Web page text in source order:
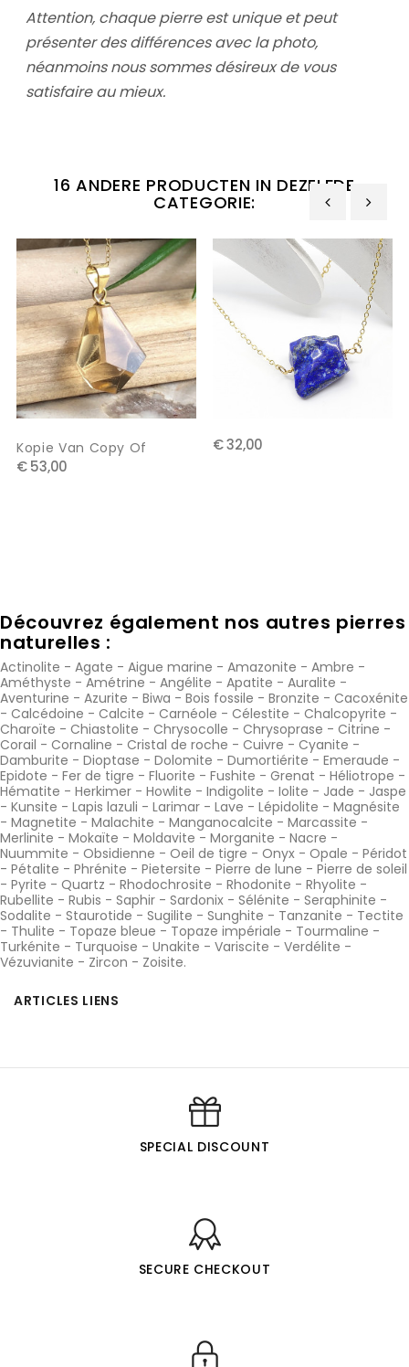
Attention, chaque pierre est unique et peut
présenter des différences avec la photo,
néanmoins nous sommes désireux de vous
satisfaire au mieux.
16 ANDERE PRODUCTEN IN DEZELFDE
CATEGORIE:
Kopie Van Copy Of
€ 53,00
€ 32,00
‹ ›
Découvrez également nos autres pierres
naturelles :
Actinolite - Agate - Aigue marine - Amazonite - Ambre -
Améthyste - Amétrine - Angélite - Apatite - Auralite -
Aventurine - Azurite - Biwa - Bois fossile - Bronzite - Cacoxénite
- Calcédoine - Calcite - Carnéole - Célestite - Chalcopyrite -
Charoïte - Chiastolite - Chrysocolle - Chrysoprase - Citrine -
Corail - Cornaline - Cristal de roche - Cuivre - Cyanite -
Damburite - Dioptase - Dolomite - Dumortiérite - Emeraude -
Epidote - Fer de tigre - Fluorite - Fushite - Grenat - Héliotrope -
Hématite - Herkimer - Howlite - Indigolite - Iolite - Jade - Jaspe
- Kunsite - Lapis lazuli - Larimar - Lave - Lépidolite - Magnésite
- Magnetite - Malachite - Manganocalcite - Marcassite -
Merlinite - Mokaïte - Moldavite - Morganite - Nacre -
Nuummite - Obsidienne - Oeil de tigre - Onyx - Opale - Péridot
- Pétalite - Phrénite - Pietersite - Pierre de lune - Pierre de soleil
- Pyrite - Quartz - Rhodochrosite - Rhodonite - Rhyolite -
Rubellite - Rubis - Saphir - Sardonix - Sélénite - Seraphinite -
Sodalite - Staurotide - Sugilite - Sunghite - Tanzanite - Tectite
- Thulite - Topaze bleue - Topaze impériale - Tourmaline -
Turkénite - Turquoise - Unakite - Variscite - Verdélite -
Vézuvianite - Zircon - Zoisite.
ARTICLES LIENS
SPECIAL DISCOUNT
SECURE CHECKOUT